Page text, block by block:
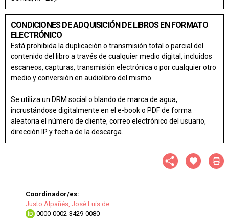
CONDICIONES DE ADQUISICIÓN DE LIBROS EN FORMATO
ELECTRÓNICO
Está prohibida la duplicación o transmisión total o parcial del
contenido del libro a través de cualquier medio digital, incluidos
escaneos, capturas, transmisión electrónica o por cualquier otro
medio y conversión en audiolibro del mismo.
Se utiliza un DRM social o blando de marca de agua,
incrustándose digitalmente en el e-book o PDF de forma
aleatoria el número de cliente, correo electrónico del usuario,
dirección IP y fecha de la descarga.
Coordinador/es:
Justo Alpañés, José Luis de
0000-0002-3429-0080